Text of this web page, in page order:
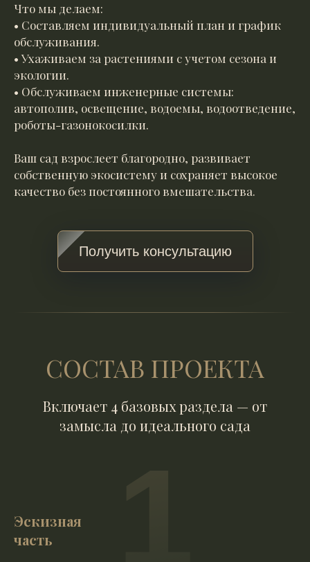
Что мы делаем:
• Составляем индивидуальный план и график
обслуживания.
• Ухаживаем за растениями с учетом сезона и
экологии.
• Обслуживаем инженерные системы:
автополив, освещение, водоемы, водоотведение,
роботы-газонокосилки.
Ваш сад взрослеет благородно, развивает
собственную экосистему и сохраняет высокое
качество без постоянного вмешательства.
Получить консультацию
СОСТАВ ПРОЕКТА
Включает 4 базовых раздела — от
замысла до идеального сада
Эскизная
часть
1